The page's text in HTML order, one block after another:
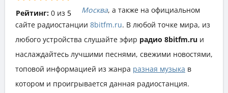
Рейтинг: 0из 5
Москва, а также на официальном
сайте радиостанции 8bitfm.ru. В любой точке мира, из
любого устройства слушайте эфир радио 8bitfm.ru и
наслаждайтесь лучшими песнями, свежими новостями,
топовой информацией из жанра разная музыка в
котором и проигрывается данная радиостанция.